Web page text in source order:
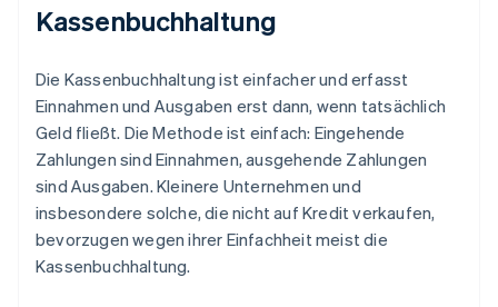
Kassenbuchhaltung
Die Kassenbuchhaltung ist einfacher und erfasst
Einnahmen und Ausgaben erst dann, wenn tatsächlich
Geld fließt. Die Methode ist einfach: Eingehende
Zahlungen sind Einnahmen, ausgehende Zahlungen
sind Ausgaben. Kleinere Unternehmen und
insbesondere solche, die nicht auf Kredit verkaufen,
bevorzugen wegen ihrer Einfachheit meist die
Kassenbuchhaltung.